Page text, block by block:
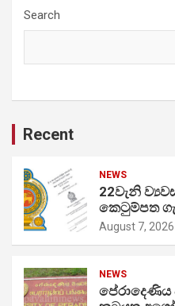
Search
Recent
NEWS
22වැනි
කෙටුම්පත
August 7, 2026
NEWS
පේරාදෙණිය